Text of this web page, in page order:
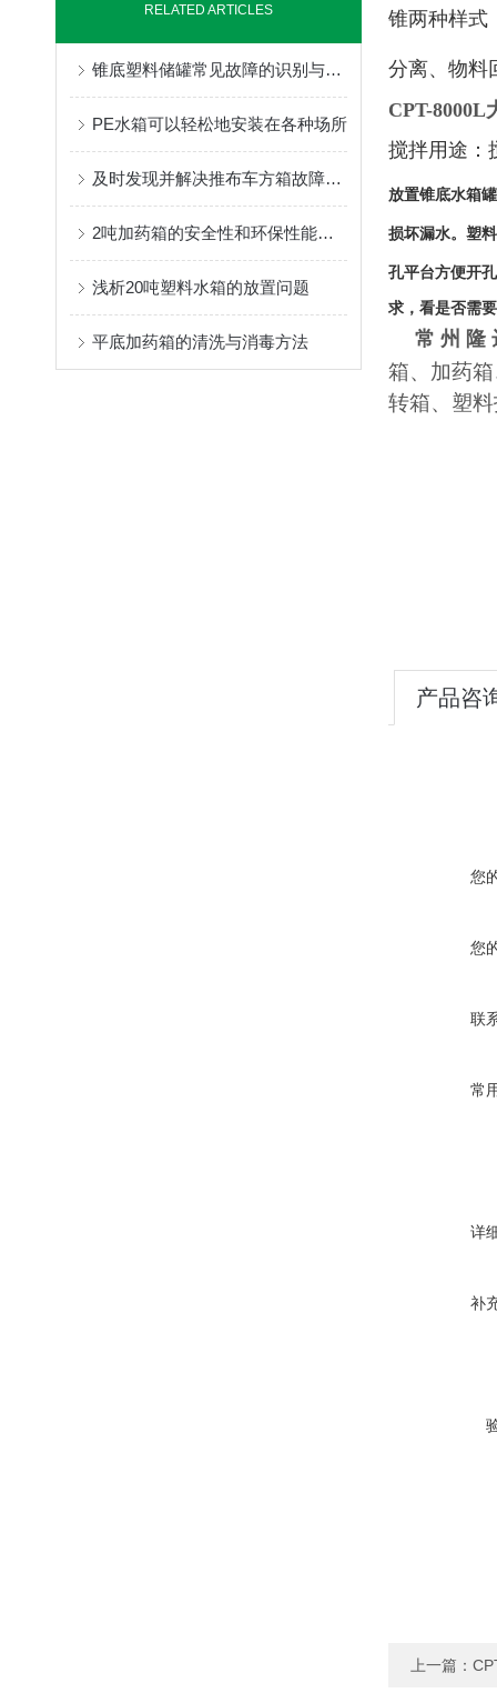
RELATED ARTICLES
锥底塑料储罐常见故障的识别与解决方法分享
PE水箱可以轻松地安装在各种场所
及时发现并解决推布车方箱故障能有效提高工作效率
2吨加药箱的安全性和环保性能如何？
浅析20吨塑料水箱的放置问题
平底加药箱的清洗与消毒方法
锥两种样式
分离、物料
CPT-8000L
搅拌用途：
放置锥底水箱
损坏漏水。塑
孔平台方便开
求，看是否需
常 州 隆
箱、加药
转箱、塑
产品咨
您
您
联
常
详
补
上一篇：